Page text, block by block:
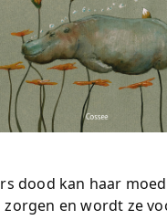
dood kan haar
en wordt ze